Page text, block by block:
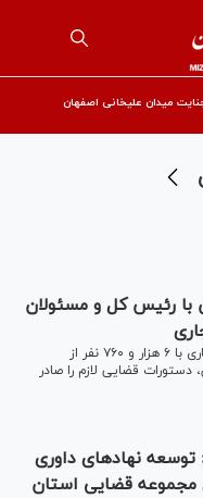
میدان علیخانی اصفهان
از شهروندان با رئیس کل و مسئولان
مسئولان قضایی خراسان رضوی از ابتدای سال جاری با ۶ هزار و ۷۶۰ نفر از
قضایی لازم را صادر
نهاد‌های داوری
مجموعه قضایی استان